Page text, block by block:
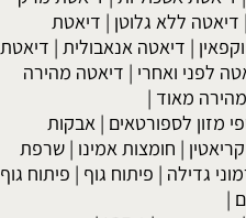
| דיאטה ללא גלוטן | דיאטת
| דיאטה אנאבולית | דיאטת
לפני ואחרי | דיאטה מהירה
מאוד |
מזון לספורטאים | אבקות
קריאטין | חומצות אמינו |שרפת
גדילה | פיתוח גוף | פיתוח גוף
|